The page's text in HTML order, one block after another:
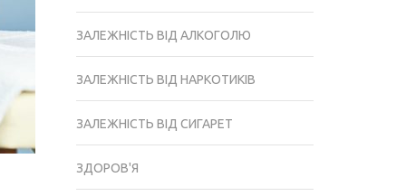
ЗАЛЕЖНІСТЬ ВІД АЛКОГОЛЮ
ЗАЛЕЖНІСТЬ ВІД НАРКОТИКІВ
ЗАЛЕЖНІСТЬ ВІД СИГАРЕТ
ЗДОРОВ'Я